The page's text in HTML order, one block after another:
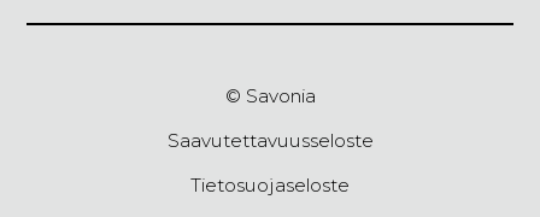
© Savonia
Saavutettavuusseloste
Tietosuojaseloste